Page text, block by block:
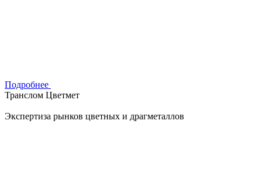
Подробнее
Транслом Цветмет
Экспертиза рынков цветных и драгметаллов